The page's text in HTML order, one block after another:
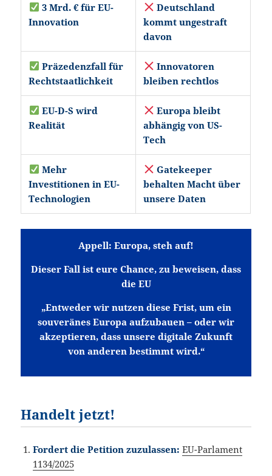
3 Mrd. € für EU-
Innovation
Deutschland
kommt ungestraft
davon
Präzedenzfall für
Rechtstaatlichkeit
Innovatoren
bleiben rechtlos
EU-D-S wird
Realität
Europa bleibt
abhängig von US-
Tech
Mehr
Investitionen in EU-
Technologien
Gatekeeper
behalten Macht über
unsere Daten
Appell: Europa, steh auf!
Dieser Fall ist eure Chance, zu beweisen, dass
die EU
„Entweder wir nutzen diese Frist, um ein
souveränes Europa aufzubauen – oder wir
akzeptieren, dass unsere digitale Zukunft
von anderen bestimmt wird.“
Handelt jetzt!
Fordert die Petition zuzulassen: EU-Parlament
1134/2025